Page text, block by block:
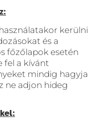
kerülni
és a
főzőlapok esetén
fel a kívánt
mindig hagyja
ne adjon hideg